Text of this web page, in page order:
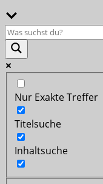
Nur Exakte Treffer
Titelsuche
Inhaltsuche